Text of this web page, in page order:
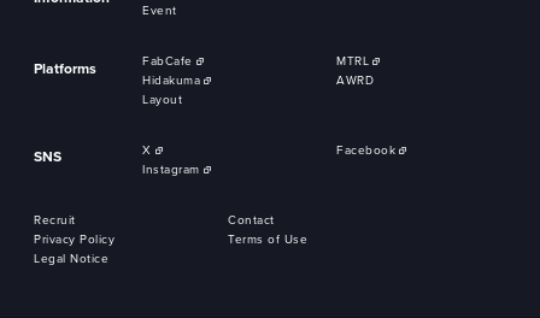
Event
Platforms FabCafe
MTRL
Hidakuma
AWRD
Layout
SNS X
Facebook
Instagram
Recruit
Contact
Privacy Policy
Terms of Use
Legal Notice